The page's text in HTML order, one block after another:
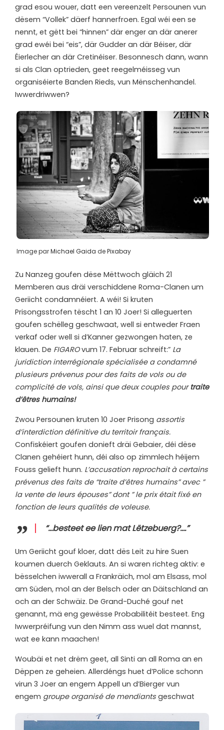
grad esou wouer, datt een vereenzelt Persounen vun
dësem “Vollek” däerf hannerfroen. Egal wéi een se
nennt, et gëtt bei “hinnen” där enger an där anerer
grad ewéi bei “eis”, där Gudder an där Béiser, där
Éierlecher an där Cretinéiser. Besonnesch dann, wann
si als Clan optrieden, geet reegelméisseg vun
organiséierte Banden Rieds, vun Mënschenhandel.
Iwwerdriwwen?
Image parMichael Gaida dePixabay
Zu Nanzeg goufen dëse Mëttwoch gläich 21
Memberen aus dräi verschiddene Roma-Clanen um
Geriicht condamnéiert. A wéi! Si kruten
Prisongsstrofen tëscht 1 an 10 Joer! Si alleguerten
goufen schëlleg geschwaat, well si entweder Fraen
verkaf oder well si d’Kanner gezwongen haten, ze
klauen. De FIGAROvum 17. Februar schreift:” La
juridiction interrégionale spécialisée a condamné
plusieurs prévenus pour des faits de vols ou de
complicité de vols, ainsi que deux couples pourtraite
d’êtres humains!
Zwou Persounen kruten 10 Joer Prisong assortis
d’interdiction définitive du territoir français.
Confiskéiert goufen donieft dräi Gebaier, déi dëse
Clanen gehéiert hunn, déi also op zimmlech héijem
Fouss gelieft hunn. L’accusation reprochait à certains
prévenus des faits de “traite d’êtres humains” avec ”
la vente de leurs épouses” dont ” le prix était fixé en
fonction de leurs qualités de voleuse.
“…besteet ee lien mat Lëtzebuerg?….”
Um Geriicht gouf kloer, datt dës Leit zu hire Suen
koumen duerch Geklauts. An si waren richteg aktiv: e
bësselchen iwwerall a Frankräich, mol am Elsass, mol
am Süden, mol an der Belsch oder an Däitschland an
och an der Schwäiz. De Grand-Duché gouf net
genannt, mä eng gewësse Probabilitéit besteet. Eng
Iwwerpréifung vun den Nimm ass wuel dat mannst,
wat ee kann maachen!
Woubäi et net drëm geet, all Sinti an all Roma an en
Dëppen ze geheien. Allerdéngs huet d’Police schonn
virun 3 Joer an engem Appell un d’Bierger vun
engem groupe organisé de mendiants geschwat